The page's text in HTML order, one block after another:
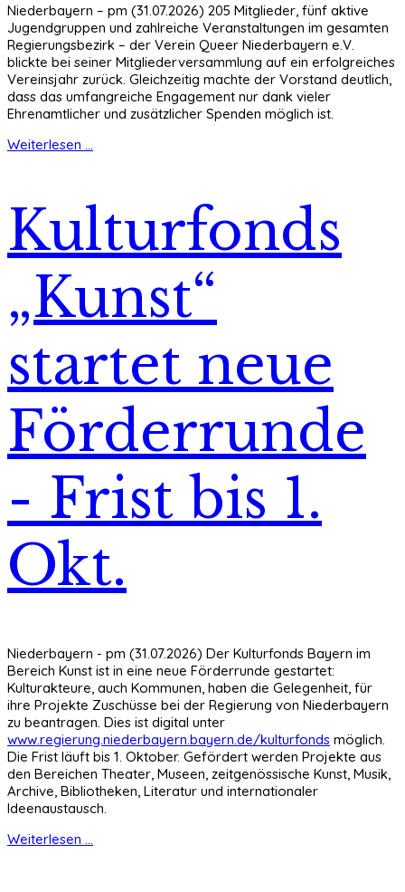
Niederbayern – pm (31.07.2026) 205 Mitglieder, fünf aktive
Jugendgruppen und zahlreiche Veranstaltungen im gesamten
Regierungsbezirk – der Verein Queer Niederbayern e.V.
blickte bei seiner Mitgliederversammlung auf ein erfolgreiches
Vereinsjahr zurück. Gleichzeitig machte der Vorstand deutlich,
dass das umfangreiche Engagement nur dank vieler
Ehrenamtlicher und zusätzlicher Spenden möglich ist.
Weiterlesen ...
Kulturfonds
„Kunst“
startet neue
Förderrunde
- Frist bis 1.
Okt.
Niederbayern - pm (31.07.2026) Der Kulturfonds Bayern im
Bereich Kunst ist in eine neue Förderrunde gestartet:
Kulturakteure, auch Kommunen, haben die Gelegenheit, für
ihre Projekte Zuschüsse bei der Regierung von Niederbayern
zu beantragen. Dies ist digital unter
www.regierung.niederbayern.bayern.de/kulturfonds möglich.
Die Frist läuft bis 1. Oktober. Gefördert werden Projekte aus
den Bereichen Theater, Museen, zeitgenössische Kunst, Musik,
Archive, Bibliotheken, Literatur und internationaler
Ideenaustausch.
Weiterlesen ...